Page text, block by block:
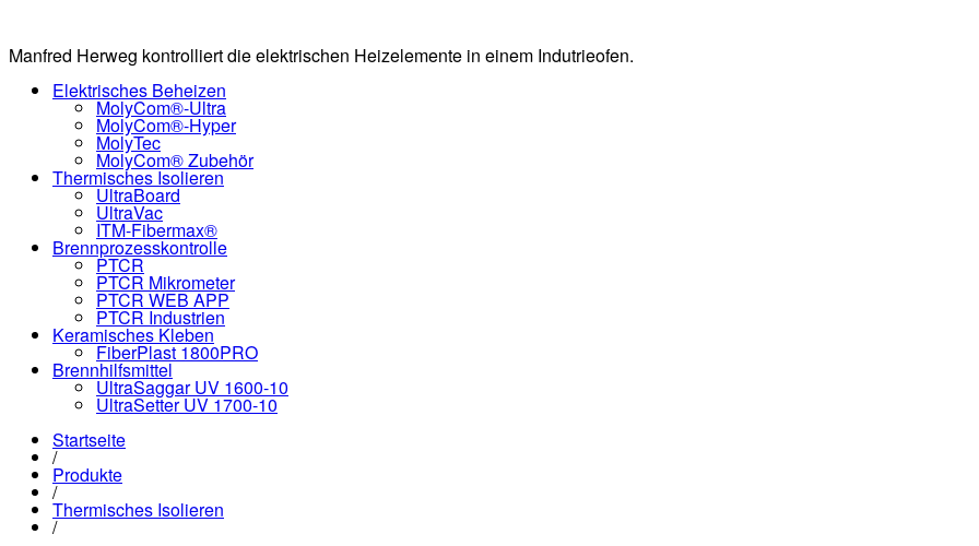
Manfred Herweg kontrolliert die elektrischen Heizelemente in einem Indutrieofen.
Elektrisches Beheizen
MolyCom®-Ultra
MolyCom®-Hyper
MolyTec
MolyCom® Zubehör
Thermisches Isolieren
UltraBoard
UltraVac
ITM-Fibermax®
Brennprozesskontrolle
PTCR
PTCR Mikrometer
PTCR WEB APP
PTCR Industrien
Keramisches Kleben
FiberPlast 1800PRO
Brennhilfsmittel
UltraSaggar UV 1600-10
UltraSetter UV 1700-10
Startseite
/
Produkte
/
Thermisches Isolieren
/